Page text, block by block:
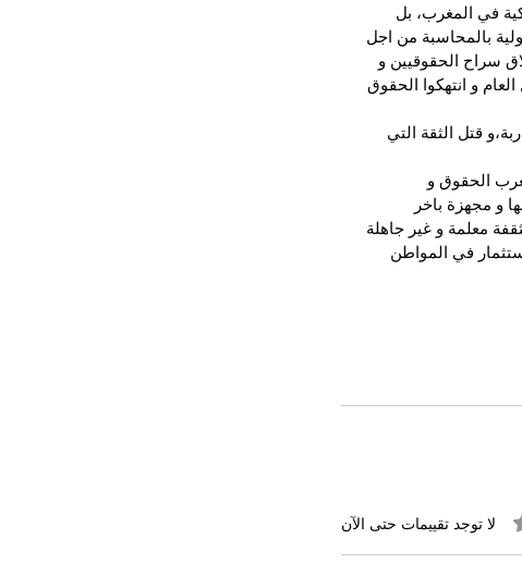
في المغرب، بل
بالمحاسبة من اجل
سراح الحقوقيين و
و انتهكوا الحقوق
قتل الثقة التي
الحقوق و
و مجهزة باخر
معلمة و غير جاهلة
في المواطن
لا توجد تقييمات حتى الآن